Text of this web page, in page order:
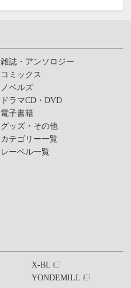
雑誌・アンソロジー
コミックス
ノベルズ
ドラマCD・DVD
電子書籍
グッズ・その他
カテゴリー一覧
レーベル一覧
X-BL
YONDEMILL